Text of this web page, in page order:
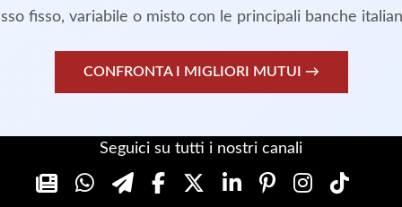
fisso, variabile o misto con le principali banche
CONFRONTA I MIGLIORI MUTUI →
Seguici su tutti i nostri canali